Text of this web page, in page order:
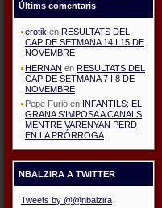
Últims comentaris
erotik en RESULTATS DEL
CAP DE SETMANA 14 I 15 DE
NOVEMBRE
HERNAN en RESULTATS DEL
CAP DE SETMANA 7 I 8 DE
NOVEMBRE
Pepe Furió en INFANTILS: EL
GRANA S’IMPOSA A CANALS
MENTRE VARENYAN PERD
EN LA PRÓRROGA
NBALZIRA A TWITTER
Tweets by @@nbalzira